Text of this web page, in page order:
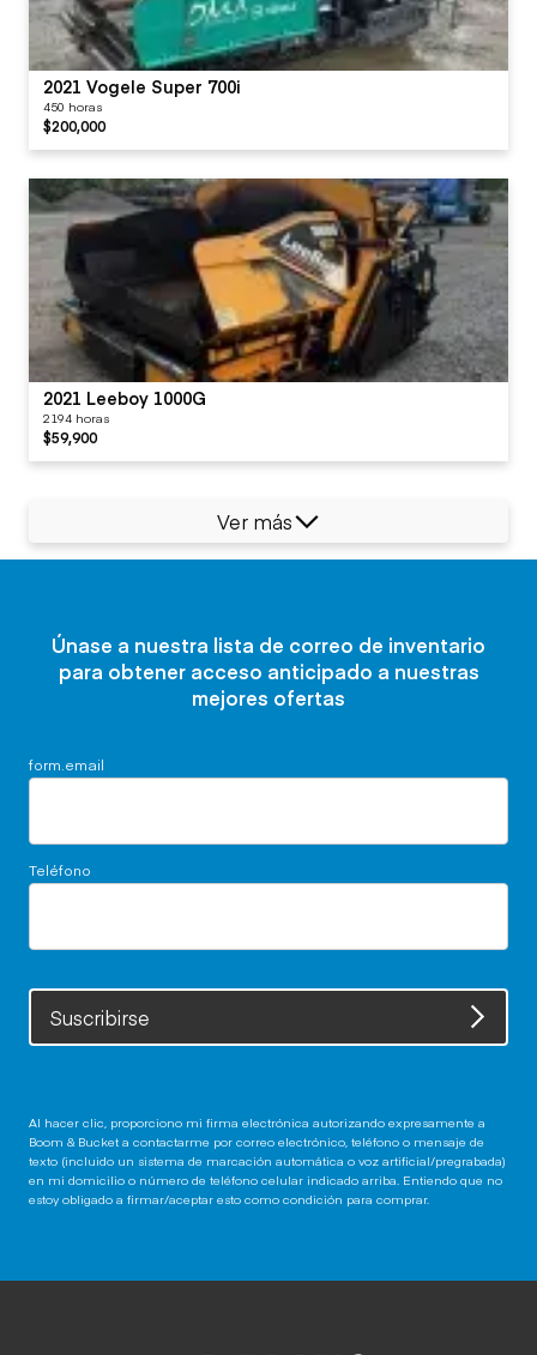
2021 Vogele Super 700i
450 horas
$200,000
2021 Leeboy 1000G
2194 horas
$59,900
Ver más
Únase a nuestra lista de correo de inventario
para obtener acceso anticipado a nuestras
mejores ofertas
form.email
Teléfono
Suscribirse
Al hacer clic, proporciono mi firma electrónica autorizando expresamente a
Boom & Bucket a contactarme por correo electrónico, teléfono o mensaje de
texto (incluido un sistema de marcación automática o voz artificial/pregrabada)
en mi domicilio o número de teléfono celular indicado arriba. Entiendo que no
estoy obligado a firmar/aceptar esto como condición para comprar.